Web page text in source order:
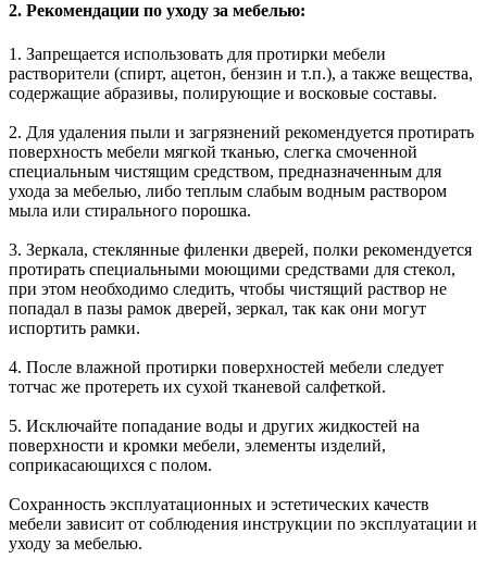
2. Рекомендации по уходу за мебелью:
1. Запрещается использовать для протирки мебели
растворители (спирт, ацетон, бензин и т.п.), а также вещества,
содержащие абразивы, полирующие и восковые составы.
2. Для удаления пыли и загрязнений рекомендуется протирать
поверхность мебели мягкой тканью, слегка смоченной
специальным чистящим средством, предназначенным для
ухода за мебелью, либо теплым слабым водным раствором
мыла или стирального порошка.
3. Зеркала, стеклянные филенки дверей, полки рекомендуется
протирать специальными моющими средствами для стекол,
при этом необходимо следить, чтобы чистящий раствор не
попадал в пазы рамок дверей, зеркал, так как они могут
испортить рамки.
4. После влажной протирки поверхностей мебели следует
тотчас же протереть их сухой тканевой салфеткой.
5. Исключайте попадание воды и других жидкостей на
поверхности и кромки мебели, элементы изделий,
соприкасающихся с полом.
Сохранность эксплуатационных и эстетических качеств
мебели зависит от соблюдения инструкции по эксплуатации и
уходу за мебелью.